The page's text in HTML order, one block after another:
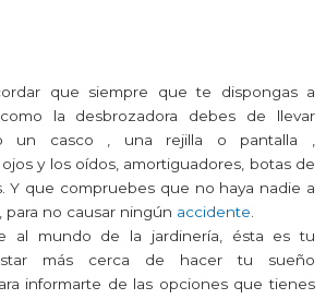
que siempre que te dispongas a
la desbrozadora debes de llevar
un casco , una rejilla o pantalla ,
y los oídos, amortiguadores, botas de
Y que compruebes que no haya nadie a
para no causar ningún accidente
al mundo de la jardinería, ésta es tu
más cerca de hacer tu sueño
informarte de las opciones que tienes